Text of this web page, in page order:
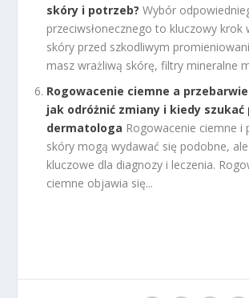
skóry i potrzeb? Wybór
przeciwsłonecznego to kluczowy krok
skóry przed szkodliwym
masz wrażliwą skórę, filtry mineralne
Rogowacenie ciemne a
jak odróżnić zmiany i kiedy szukać
dermatologa Rogowacenie ciemne i
skóry mogą wydawać się podobne,
kluczowe dla diagnozy i leczenia.
ciemne objawia się...